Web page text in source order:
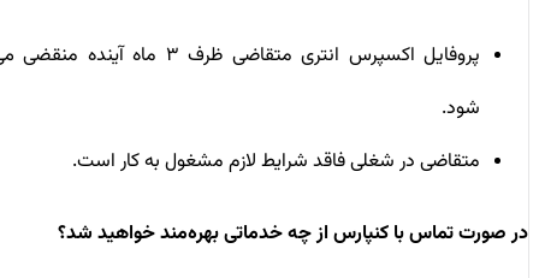
پروفایل اکسپرس انتری متقاضی ظرف ۳ ماه آینده منقضی می
شود.
متقاضی در شغلی فاقد شرایط لازم مشغول به کار است.
در صورت تماس با کنپارس از چه خدماتی بهره‌مند خواهید شد؟